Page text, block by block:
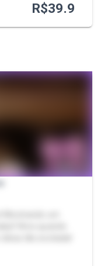
R$39.9